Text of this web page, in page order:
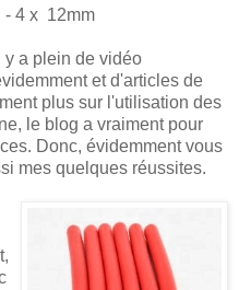
- 4 x 12mm
Il y a plein de vidéo
et d'articles de
plus sur l'utilisation des
le blog a vraiment pour
Donc, évidemment vous
mes quelques réussites.